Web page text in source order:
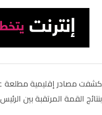
كشفت مصادر إقليمية مطلعة
بنتائج القمة المرتقبة بين